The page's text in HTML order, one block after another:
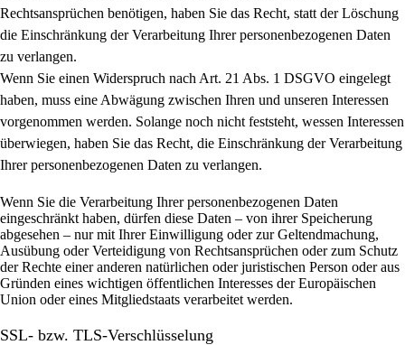
Rechtsansprüchen benötigen, haben Sie das Recht, statt der Löschung
die Einschränkung der Verarbeitung Ihrer personenbezogenen Daten
zu verlangen.
Wenn Sie einen Widerspruch nach Art. 21 Abs. 1 DSGVO eingelegt
haben, muss eine Abwägung zwischen Ihren und unseren Interessen
vorgenommen werden. Solange noch nicht feststeht, wessen Interessen
überwiegen, haben Sie das Recht, die Einschränkung der Verarbeitung
Ihrer personenbezogenen Daten zu verlangen.
Wenn Sie die Verarbeitung Ihrer personenbezogenen Daten
eingeschränkt haben, dürfen diese Daten – von ihrer Speicherung
abgesehen – nur mit Ihrer Einwilligung oder zur Geltendmachung,
Ausübung oder Verteidigung von Rechtsansprüchen oder zum Schutz
der Rechte einer anderen natürlichen oder juristischen Person oder aus
Gründen eines wichtigen öffentlichen Interesses der Europäischen
Union oder eines Mitgliedstaats verarbeitet werden.
SSL- bzw. TLS-Verschlüsselung